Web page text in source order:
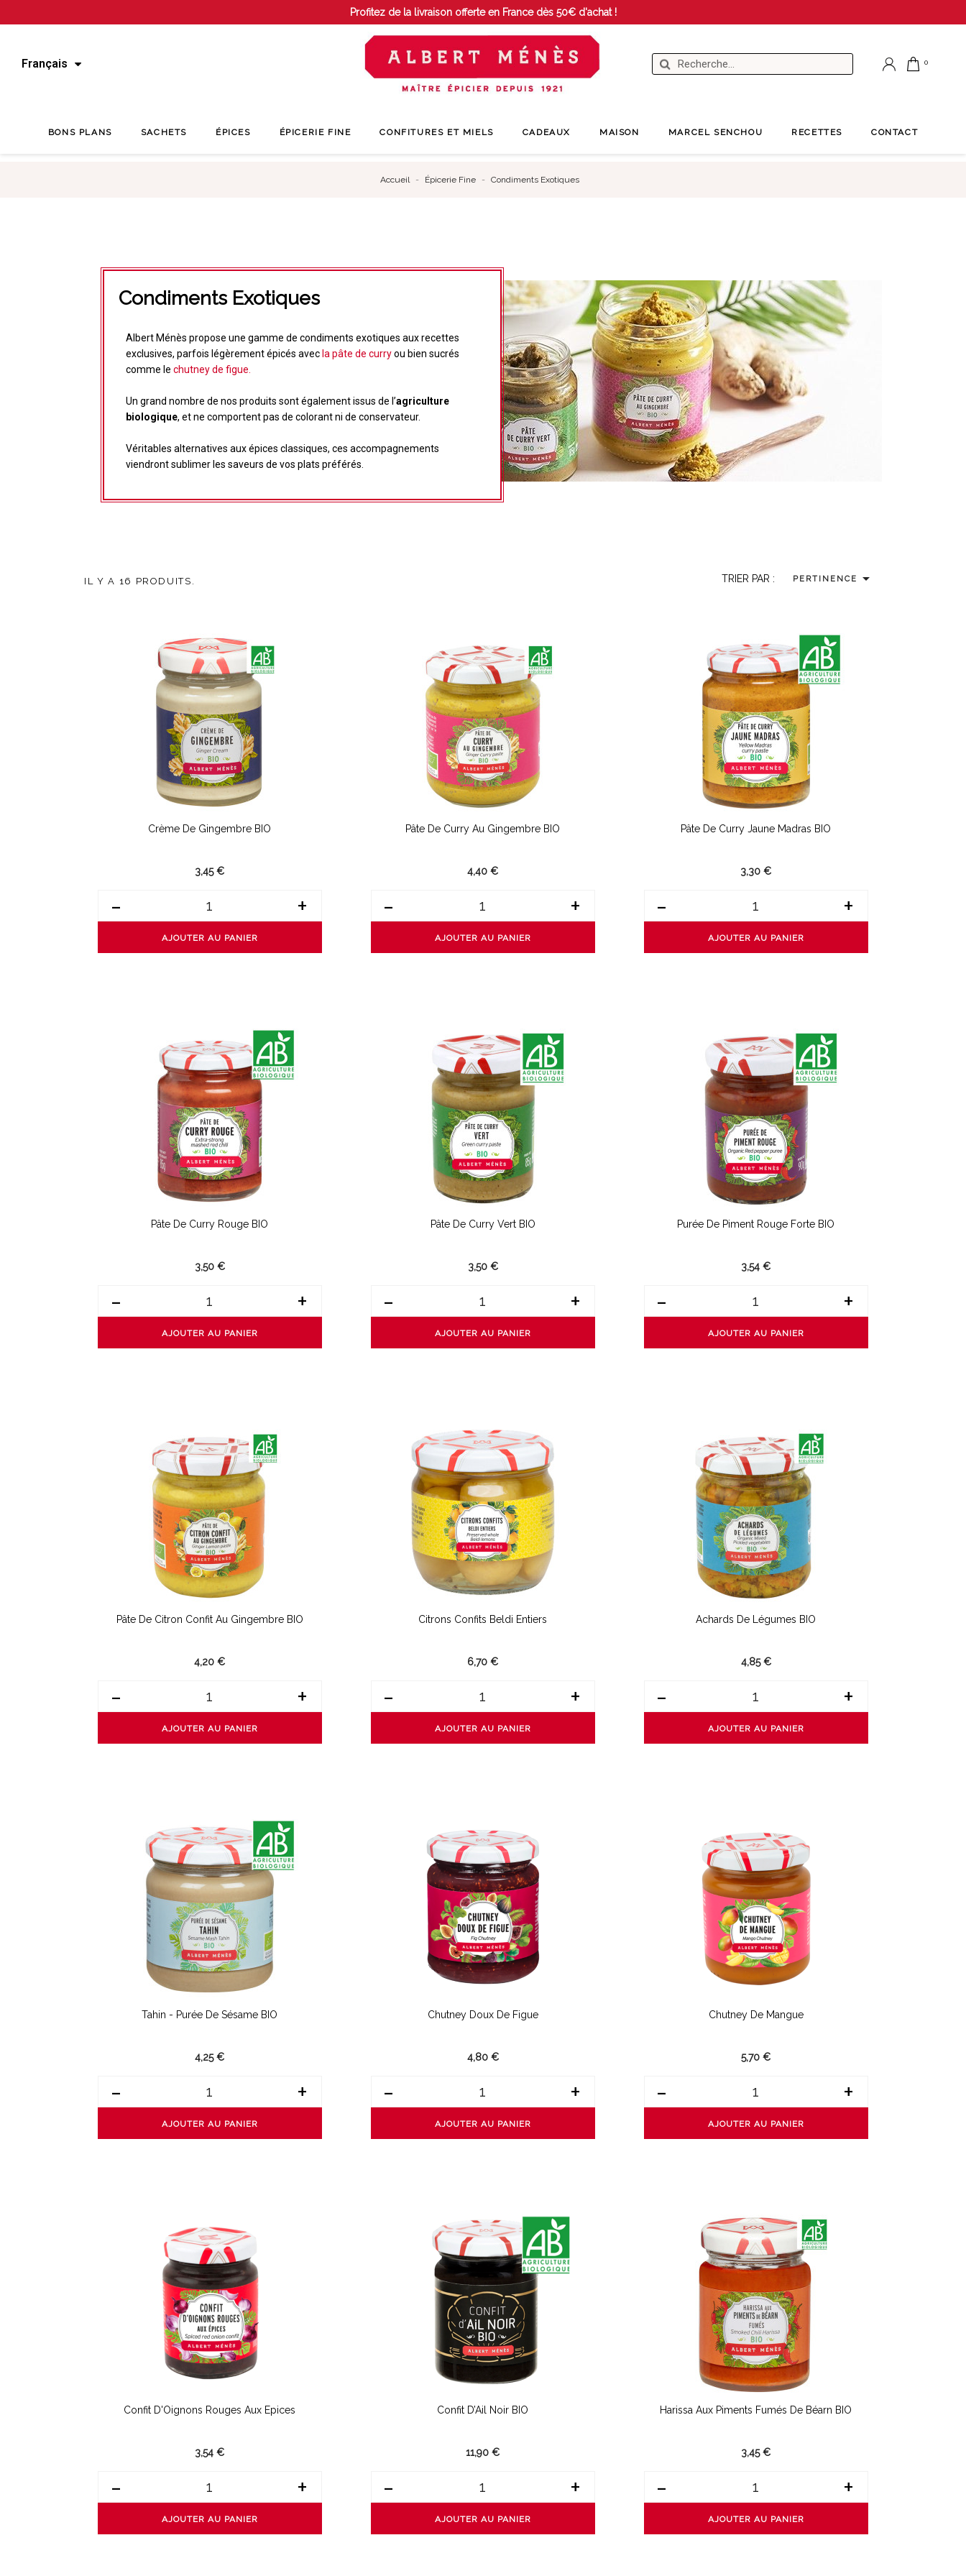
Profitez de la livraison offerte en France dès 50€ d'achat !
Français
BONS PLANS SACHETS ÉPICES ÉPICERIE FINE CONFITURES ET MIELS CADEAUX MAISON MARCEL SENCHOU RECETTES CONTACT
Accueil Épicerie Fine Condiments Exotiques
Condiments Exotiques
Albert Ménès propose une gamme de condiments exotiques aux recettes
exclusives, parfois légèrement épicés avecla pâte de curryou bien sucrés
comme le chutney de figue.
Un grand nombre de nos produits sont également issus de l’agriculture
biologique, et ne comportent pas de colorant ni de conservateur.
Véritables alternatives aux épices classiques, ces accompagnements
viendront sublimer les saveurs de vos plats préférés.
IL Y A 16 PRODUITS. TRIER PAR : PERTINENCE 
Crème De Gingembre BIO
3,45 €
- +
AJOUTER AU PANIER
Pâte De Curry Au Gingembre BIO
4,40 €
- +
AJOUTER AU PANIER
Pâte De Curry Jaune Madras BIO
3,30 €
- +
AJOUTER AU PANIER
Pâte De Curry Rouge BIO
3,50 €
- +
AJOUTER AU PANIER
Pâte De Curry Vert BIO
3,50 €
- +
AJOUTER AU PANIER
Purée De Piment Rouge Forte BIO
3,54 €
- +
AJOUTER AU PANIER
Pâte De Citron Confit Au Gingembre BIO
4,20 €
- +
AJOUTER AU PANIER
Citrons Confits Beldi Entiers
6,70 €
- +
AJOUTER AU PANIER
Achards De Légumes BIO
4,85 €
- +
AJOUTER AU PANIER
Tahin - Purée De Sésame BIO
4,25 €
- +
AJOUTER AU PANIER
Chutney Doux De Figue
4,80 €
- +
AJOUTER AU PANIER
Chutney De Mangue
5,70 €
- +
AJOUTER AU PANIER
Confit D'Oignons Rouges Aux Epices
3,54 €
- +
AJOUTER AU PANIER
Confit D’Ail Noir BIO
11,90 €
- +
AJOUTER AU PANIER
Harissa Aux Piments Fumés De Béarn BIO
3,45 €
- +
AJOUTER AU PANIER